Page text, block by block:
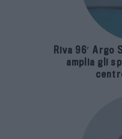
Riva 96′ Argo
amplia gli